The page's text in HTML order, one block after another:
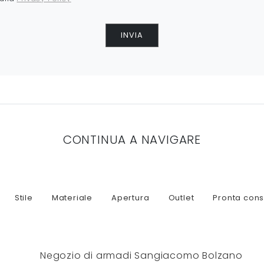
INVIA
CONTINUA A NAVIGARE
Stile Materiale Apertura Outlet Pronta
Negozio di armadi Sangiacomo Bolzano